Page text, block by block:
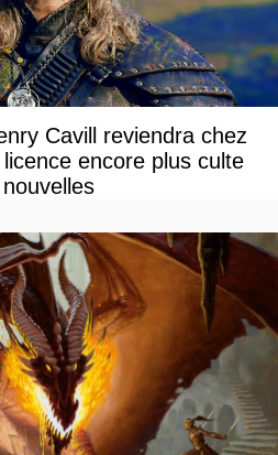
Cavill reviendra chez
encore plus culte